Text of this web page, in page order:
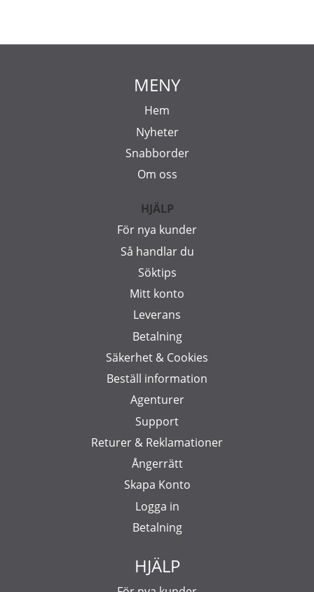
MENY
Hem
Nyheter
Snabborder
Om oss
HJÄLP
För nya kunder
Så handlar du
Söktips
Mitt konto
Leverans
Betalning
Säkerhet & Cookies
Beställ information
Agenturer
Support
Returer & Reklamationer
Ångerrätt
Skapa Konto
Logga in
Betalning
HJÄLP